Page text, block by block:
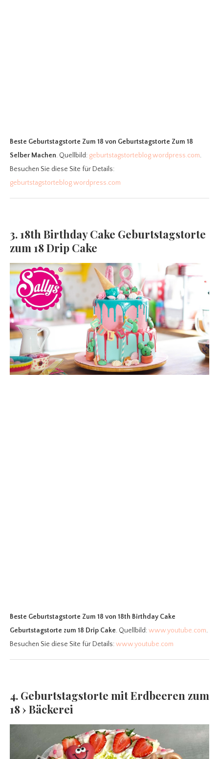
Beste Geburtstagstorte Zum 18 von Geburtstagstorte Zum 18
Selber Machen. Quellbild: geburtstagstorteblog.wordpress.com.
Besuchen Sie diese Site für Details:
geburtstagstorteblog.wordpress.com
3. 18th Birthday Cake Geburtstagstorte
zum 18 Drip Cake
Beste Geburtstagstorte Zum 18 von 18th Birthday Cake
Geburtstagstorte zum 18 Drip Cake. Quellbild:www.youtube.com.
Besuchen Sie diese Site für Details:www.youtube.com
4. Geburtstagstorte mit Erdbeeren zum
18 › Bäckerei